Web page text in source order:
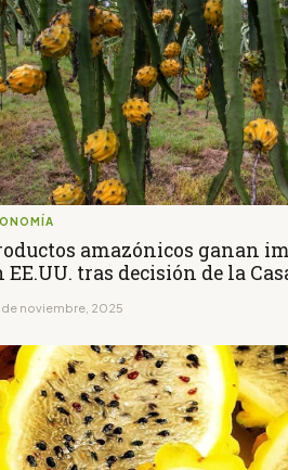
amazónicos ganan
EE.UU. tras decisión de la
noviembre, 2025